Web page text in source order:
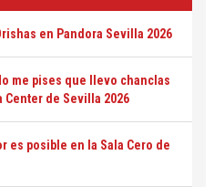
en Pandora Sevilla 2026
me pises que llevo chanclas
Center de Sevilla 2026
es posible en la Sala Cero de